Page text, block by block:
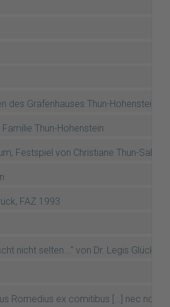
des Grafenhauses Thun-Hohenstein
Thun-Hohenstein
Festspiel von Christiane Thun-Salm
FAZ 1993
nicht selten..." von Dr. Legis
Romedius ex comitibus […] nec non